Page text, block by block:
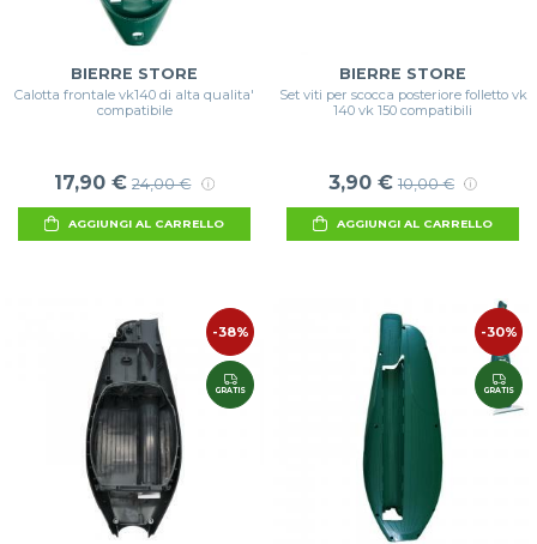
BIERRE STORE
Calotta frontale vk140 di alta qualita'
compatibile
17,90 € 24,00 €
AGGIUNGI AL CARRELLO
BIERRE STORE
Set viti per scocca posteriore folletto vk
140 vk 150 compatibili
3,90 € 10,00 €
AGGIUNGI AL CARRELLO
-38%
GRATIS
-30%
GRATIS